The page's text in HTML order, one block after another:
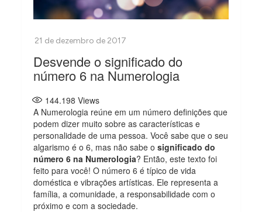
Desvende o significado do
número 6 na Numerologia
144.198 Views
A Numerologia reúne em um número definições que
podem dizer muito sobre as características e
personalidade de uma pessoa. Você sabe que o seu
algarismo é o 6, mas não sabe osignificado do
número 6 na Numerologia? Então, este texto foi
feito para você! O número 6 é típico de vida
doméstica e vibrações artísticas. Ele representa a
família, a comunidade, a responsabilidade com o
próximo e com a sociedade.